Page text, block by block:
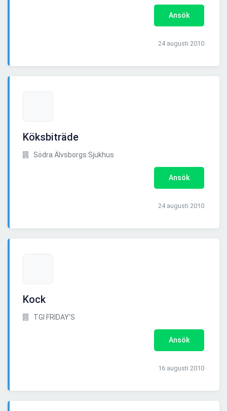
Ansök
24 augusti 2010
Köksbiträde
Södra Älvsborgs Sjukhus
Ansök
24 augusti 2010
Kock
TGI FRIDAY'S
Ansök
16 augusti 2010